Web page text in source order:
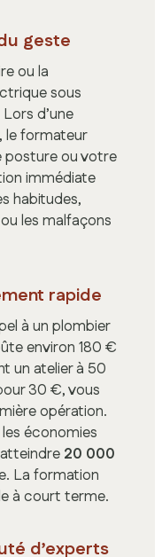
geste
ou la
sous
d’une
le formateur
posture ou votre
immédiate
habitudes,
les malfaçons
rapide
à un plombier
environ 180 €
un atelier à 50
30 €, vous
opération.
économies
20 000
La formation
à court terme.
d’experts